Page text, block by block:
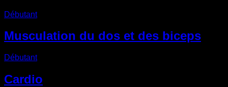
Débutant
Musculation du dos et des biceps
Débutant
Cardio